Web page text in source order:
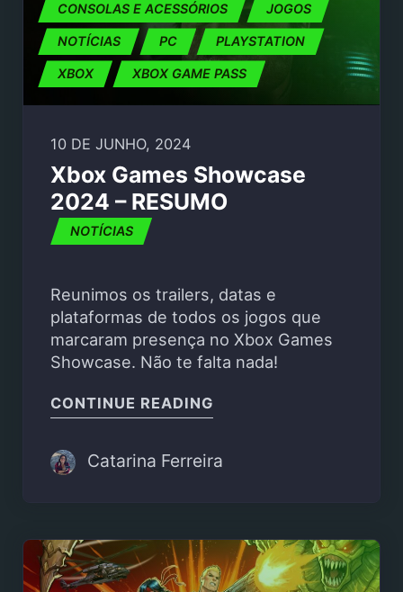
CONSOLAS E ACESSÓRIOS JOGOS
NOTÍCIAS PC PLAYSTATION
XBOX XBOX GAME PASS
10 DE JUNHO, 2024
Xbox Games Showcase
2024 – RESUMO
NOTÍCIAS
Reunimos os trailers, datas e
plataformas de todos os jogos que
marcaram presença no Xbox Games
Showcase. Não te falta nada!
CONTINUE READING
Catarina Ferreira